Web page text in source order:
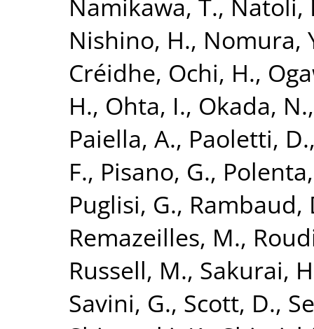
Namikawa, T., Natoli,
Nishino, H., Nomura,
Créidhe, Ochi, H.,
H., Ohta, I., Okada, N.
Paiella, A., Paoletti, D.
F., Pisano, G.,
Puglisi, G., Rambaud,
Remazeilles, M.,
Russell, M., Sakurai,
Savini, G., Scott, D.,